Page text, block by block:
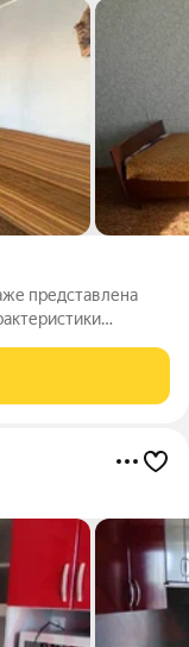
представлена